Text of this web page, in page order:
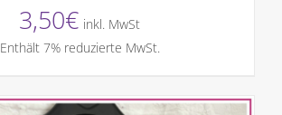
3,50€ inkl. MwSt
Enthält 7% reduzierte MwSt.